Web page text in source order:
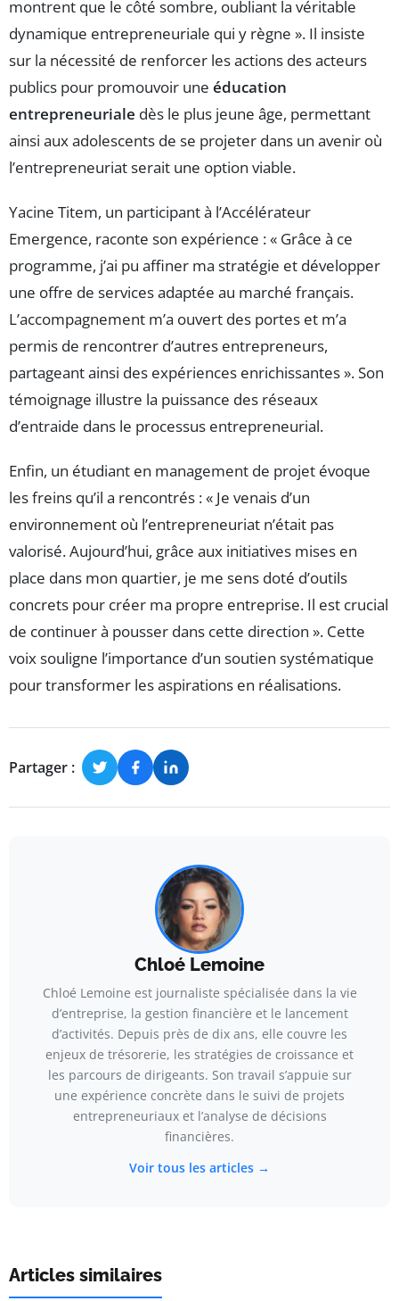
montrent que le côté sombre, oubliant la véritable
dynamique entrepreneuriale qui y règne ». Il insiste
sur la nécessité de renforcer les actions des acteurs
publics pour promouvoir une éducation
entrepreneuriale dès le plus jeune âge, permettant
ainsi aux adolescents de se projeter dans un avenir où
l’entrepreneuriat serait une option viable.
Yacine Titem, un participant à l’Accélérateur
Emergence, raconte son expérience : « Grâce à ce
programme, j’ai pu affiner ma stratégie et développer
une offre de services adaptée au marché français.
L’accompagnement m’a ouvert des portes et m’a
permis de rencontrer d’autres entrepreneurs,
partageant ainsi des expériences enrichissantes ». Son
témoignage illustre la puissance des réseaux
d’entraide dans le processus entrepreneurial.
Enfin, un étudiant en management de projet évoque
les freins qu’il a rencontrés : « Je venais d’un
environnement où l’entrepreneuriat n’était pas
valorisé. Aujourd’hui, grâce aux initiatives mises en
place dans mon quartier, je me sens doté d’outils
concrets pour créer ma propre entreprise. Il est crucial
de continuer à pousser dans cette direction ». Cette
voix souligne l’importance d’un soutien systématique
pour transformer les aspirations en réalisations.
Partager :
Chloé Lemoine
Chloé Lemoine est journaliste spécialisée dans la vie
d’entreprise, la gestion financière et le lancement
d’activités. Depuis près de dix ans, elle couvre les
enjeux de trésorerie, les stratégies de croissance et
les parcours de dirigeants. Son travail s’appuie sur
une expérience concrète dans le suivi de projets
entrepreneuriaux et l’analyse de décisions
financières.
Voir tous les articles →
Articles similaires